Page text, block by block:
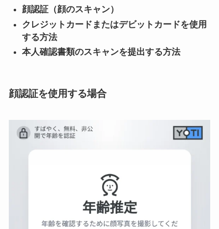
顔認証（顔のスキャン）
クレジットカードまたはデビットカードを使用
する方法
本人確認書類のスキャンを提出する方法
顔認証を使用する場合